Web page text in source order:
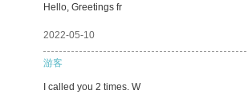
Hello, Greetings fr
2022-05-10
游客
I called you 2 times. W